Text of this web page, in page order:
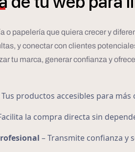
papelería que quiera crecer y
y conectar con clientes
tu marca, generar confianza y
Tus productos accesibles para
la compra directa sin
– Transmite confianza y